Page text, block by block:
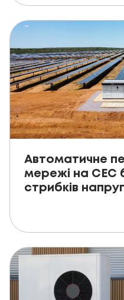
Автоматичне
мережі на СЕС
стрибків